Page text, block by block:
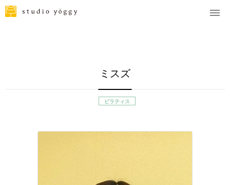
ミスズ
ピラティス